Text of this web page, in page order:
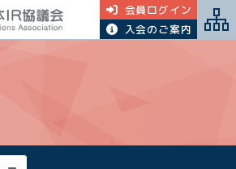
会員ログイン
入会のご案内